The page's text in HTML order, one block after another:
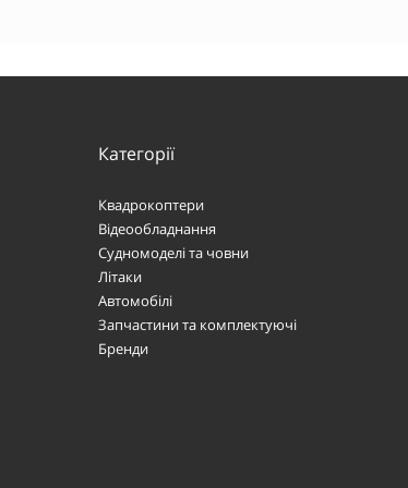
Категорії
Квадрокоптери
Відеообладнання
Судномоделі та човни
Літаки
Автомобілі
Запчастини та комплектуючі
Бренди